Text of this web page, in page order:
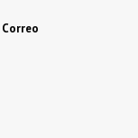
Correo